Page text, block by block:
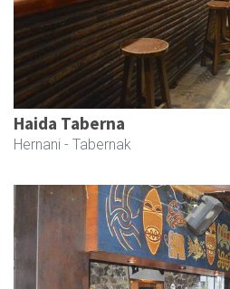
Haida Taberna
Hernani - Tabernak